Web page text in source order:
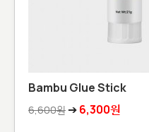
Bambu Glue Stick
6,600원 ➔6,300원